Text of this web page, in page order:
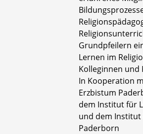
Grundpfeilern
Lernen im
Kolleginnen und
In Kooperation
Erzbistum
dem Institut für
und dem Institut
Paderborn